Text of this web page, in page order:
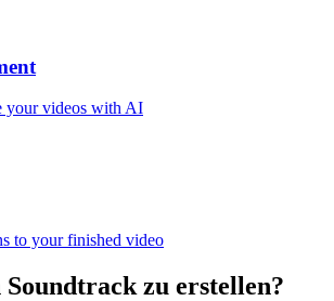
your videos with AI
to your finished video
zu erstellen?